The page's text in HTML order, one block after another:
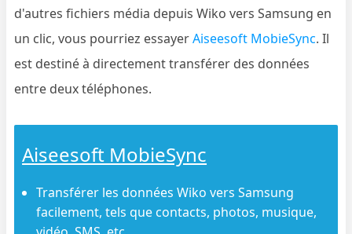
d'autres fichiers média depuis Wiko vers Samsung en
un clic, vous pourriez essayerAiseesoft MobieSync. Il
est destiné à directement transférer des données
entre deux téléphones.
Aiseesoft MobieSync
Transférer les données Wiko vers Samsung
facilement, tels que contacts, photos, musique,